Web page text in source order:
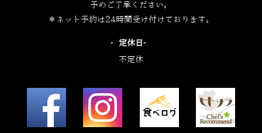
予めご了承ください。
＊ネット予約は24時間受け付けております。
‐定休日‐
不定休